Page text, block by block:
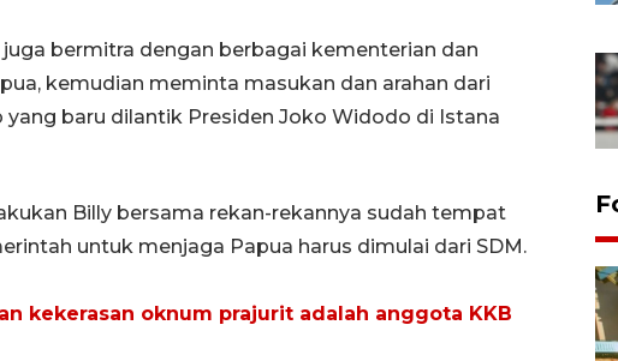
bermitra dengan berbagai kementerian dan
kemudian meminta masukan dan arahan dari
baru dilantik Presiden Joko Widodo di Istana
Billy bersama rekan-rekannya sudah tempat
untuk menjaga Papua harus dimulai dari SDM.
kekerasan oknum prajurit adalah anggota KKB